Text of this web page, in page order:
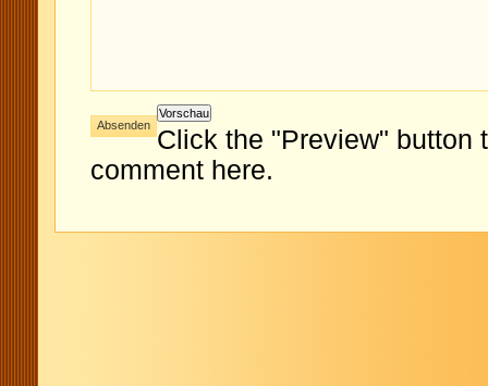
Click the "Preview" button
comment here.